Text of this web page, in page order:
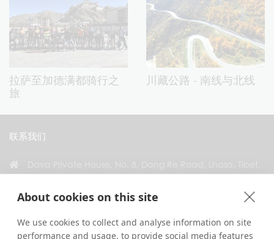
About cookies on this site
We use cookies to collect and analyse information on site
performance and usage, to provide social media features
拉萨至加德满都骑行之
旅
川藏公路 - 南线与北线
联系我们
China
+86 18583346229
inquiry@greattibettour.com